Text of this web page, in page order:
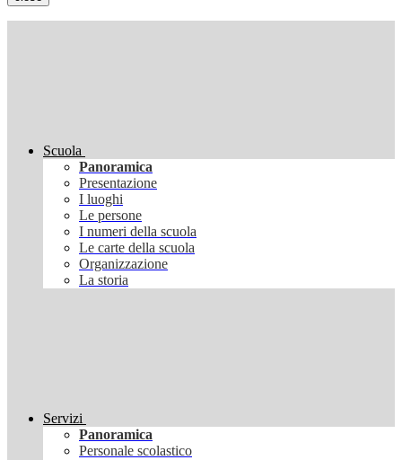
Scuola
Panoramica
Presentazione
I luoghi
Le persone
I numeri della scuola
Le carte della scuola
Organizzazione
La storia
Servizi
Panoramica
Personale scolastico